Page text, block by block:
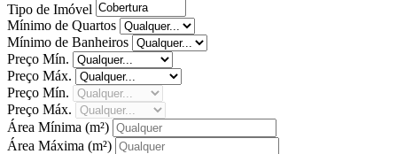
Tipo de Imóvel
Mínimo de Quartos
Mínimo de Banheiros
Preço Mín.
Preço Máx.
Preço Mín.
Preço Máx.
Área Mínima (m²)
Área Máxima (m²)